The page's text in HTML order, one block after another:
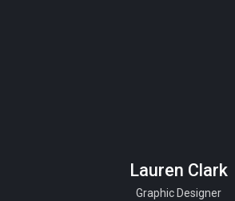
Lauren Clark
Graphic Designer